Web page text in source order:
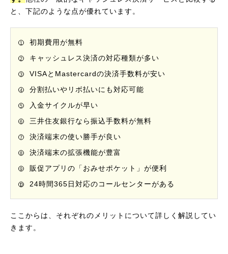
と、下記のような点が優れています。
初期費用が無料
キャッシュレス決済の対応種類が多い
VISAとMastercardの決済手数料が安い
分割払いやリボ払いにも対応可能
入金サイクルが早い
三井住友銀行なら振込手数料が無料
決済端末の使い勝手が良い
決済端末の拡張機能が豊富
販促アプリの「おみせポケット」が便利
24時間365日対応のコールセンターがある
ここからは、それぞれのメリットについて詳しく解説してい
きます。